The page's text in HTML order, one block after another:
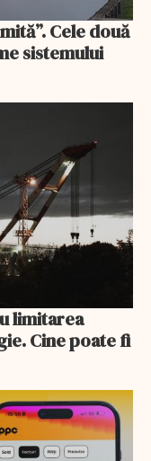
Cele două
sistemului
limitarea
Cine poate fi